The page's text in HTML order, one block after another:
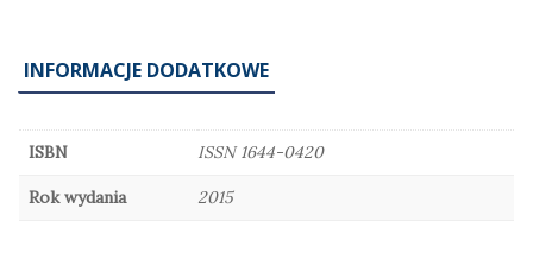
INFORMACJE DODATKOWE
ISBN ISSN 1644-0420
Rok wydania 2015